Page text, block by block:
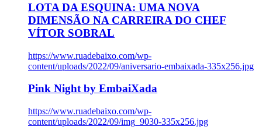
LOTA DA ESQUINA: UMA NOVA
DIMENSÃO NA CARREIRA DO CHEF
VÍTOR SOBRAL
https://www.ruadebaixo.com/wp-
content/uploads/2022/09/aniversario-embaixada-335x256.jpg
Pink Night by EmbaiXada
https://www.ruadebaixo.com/wp-
content/uploads/2022/09/img_9030-335x256.jpg